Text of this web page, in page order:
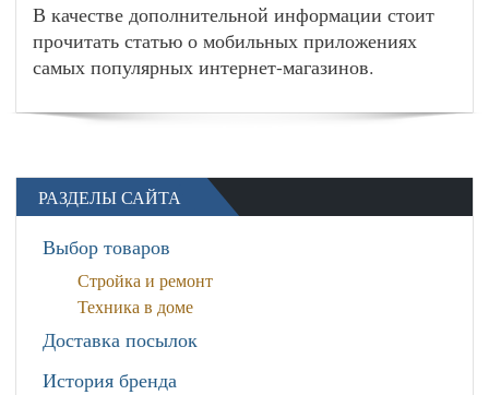
В качестве дополнительной информации стоит
прочитать статью о мобильных приложениях
самых популярных интернет-магазинов.
РАЗДЕЛЫ САЙТА
Выбор товаров
Стройка и ремонт
Техника в доме
Доставка посылок
История бренда